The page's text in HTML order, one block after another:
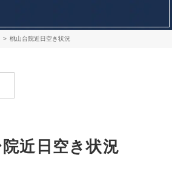
桃山台院近日空き状況
近日空き状況